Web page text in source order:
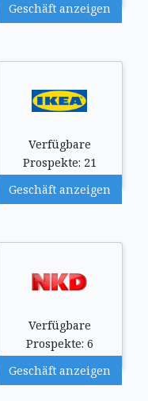
Geschäft anzeigen
Verfügbare
Prospekte: 21
Geschäft anzeigen
Verfügbare
Prospekte: 6
Geschäft anzeigen